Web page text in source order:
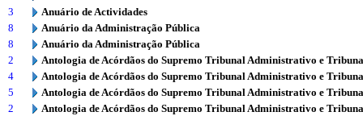
3
Anuário de Actividades
8
Anuário da Administração Pública
8
Anuário da Administração Pública
2
Antologia de Acórdãos do Supremo Tribunal Administrativo e
4
Antologia de Acórdãos do Supremo Tribunal Administrativo e
5
Antologia de Acórdãos do Supremo Tribunal Administrativo e
2
Antologia de Acórdãos do Supremo Tribunal Administrativo e